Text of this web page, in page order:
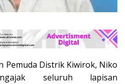
Pemuda Distrik Kiwirok, Niko
seluruh lapisan